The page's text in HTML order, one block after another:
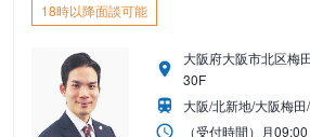
18時以降面談可能
大阪府大阪市北区梅
30F
大阪/北新地/大阪梅
（受付時間） 月